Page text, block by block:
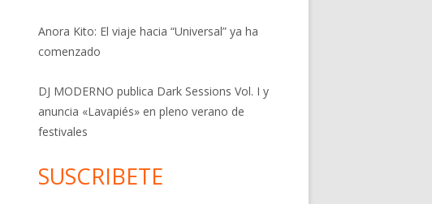
Anora Kito: El viaje hacia “Universal” ya ha
comenzado
DJ MODERNO publica Dark Sessions Vol. I y
anuncia «Lavapiés» en pleno verano de
festivales
SUSCRIBETE